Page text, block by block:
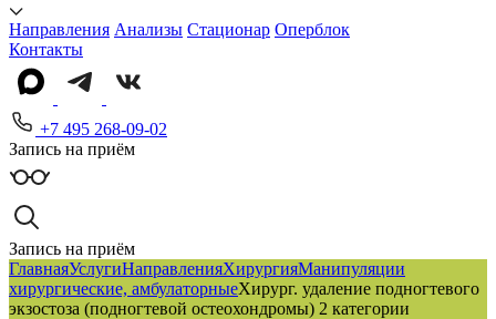
Направления Анализы Стационар Оперблок
Контакты
+7 495 268-09-02
Запись на приём
Запись на приём
ГлавнаяУслугиНаправленияХирургияМанипуляции
хирургические, амбулаторныеХирург. удаление подногтевого
экзостоза (подногтевой остеохондромы) 2 категории